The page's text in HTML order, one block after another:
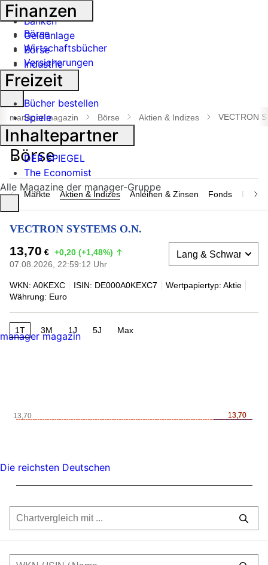
Handel
Banken
Geldanlage
Börse
Industrie
Suche
öffnen
manager magazin Börse Aktien & Indizes VECTRON
Märkte Aktien & Indizes Anleihen & Zinsen Fonds
VECTRON SYSTEMS O.N.
13,70 € +0,20 (+1,48%)
07.08.2026, 22:59:12 Uhr
WKN: A0KEXC ISIN: DE000A0KEXC7
Wertpapiertyp: Aktie
Währung: Euro
1T 3M 1J 5J Max
13,70
13,70
13,70
Finanzen
Börse
Wirtschaftsbücher
Versicherungen
Freizeit
Bücher bestellen
Spiele
Inhaltepartner
DER SPIEGEL
The Economist
Alle Magazine der manager-Gruppe
manager magazin
Die reichsten Deutschen